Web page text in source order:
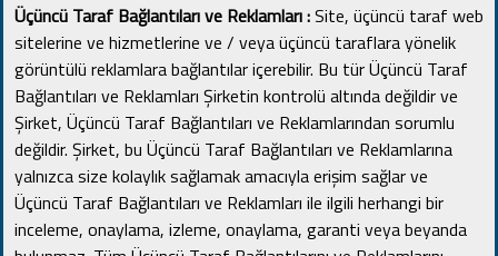
Üçüncü Taraf Bağlantıları ve Reklamları :Site, üçüncü taraf web
sitelerine ve hizmetlerine ve / veya üçüncü taraflara yönelik
görüntülü reklamlara bağlantılar içerebilir. Bu tür Üçüncü Taraf
Bağlantıları ve Reklamları Şirketin kontrolü altında değildir ve
Şirket, Üçüncü Taraf Bağlantıları ve Reklamlarından sorumlu
değildir. Şirket, bu Üçüncü Taraf Bağlantıları ve Reklamlarına
yalnızca size kolaylık sağlamak amacıyla erişim sağlar ve
Üçüncü Taraf Bağlantıları ve Reklamları ile ilgili herhangi bir
inceleme, onaylama, izleme, onaylama, garanti veya beyanda